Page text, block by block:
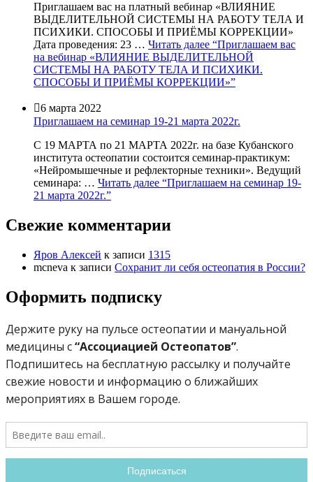
Приглашаем вас на платный вебинар «ВЛИЯНИЕ
ВЫДЕЛИТЕЛЬНОЙ СИСТЕМЫ НА РАБОТУ ТЕЛА И
ПСИХИКИ. СПОСОБЫ И ПРИЁМЫ КОРРЕКЦИИ»
Дата проведения: 23 … Читать далее “Приглашаем вас
на вебинар «ВЛИЯНИЕ ВЫДЕЛИТЕЛЬНОЙ
СИСТЕМЫ НА РАБОТУ ТЕЛА И ПСИХИКИ.
СПОСОБЫ И ПРИЁМЫ КОРРЕКЦИИ»”
6 марта 2022
Приглашаем на семинар 19-21 марта 2022г.
С 19 МАРТА по 21 МАРТА 2022г. на базе Кубанского
института остеопатии состоится семинар-практикум:
«Нейромышечные и рефлекторные техники». Ведущий
семинара: … Читать далее “Приглашаем на семинар 19-
21 марта 2022г.”
Свежие комментарии
Яров Алексей к записи 1315
mcneva к записи Сохранит ли себя остеопатия в России?
Оформить подписку